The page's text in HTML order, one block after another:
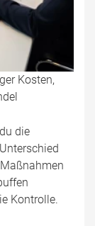
Kosten,
die
Kontrolle.